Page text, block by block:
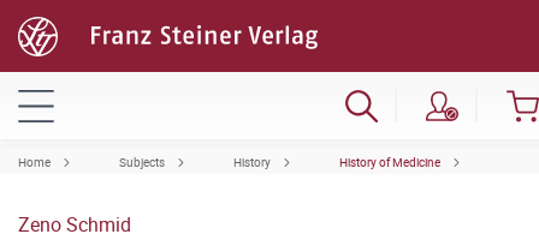
Home Subjects History History of Medicine
Zeno Schmid